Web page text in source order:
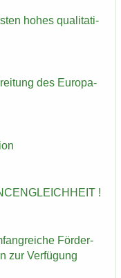
hohes qua­li­ta­ti­
des Eu­ro­pa­
!
För­der­
zur Ver­fü­gung